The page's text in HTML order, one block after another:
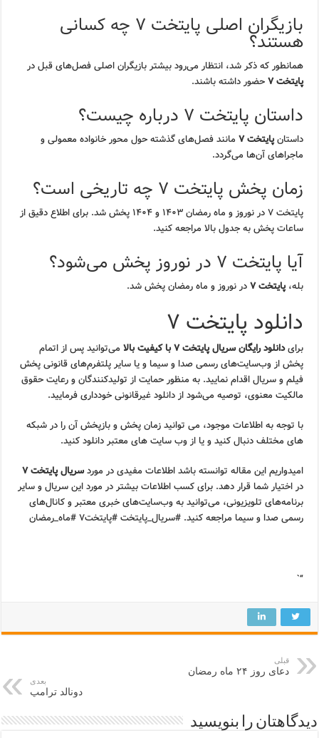
بازیگران اصلی پایتخت ۷ چه کسانی
هستند؟
همانطور که ذکر شد، انتظار می‌رود بیشتر بازیگران اصلی فصل‌های قبل در
پایتخت ۷ حضور داشته باشند.
داستان پایتخت ۷ درباره چیست؟
داستانپایتخت ۷
مانند فصل‌های گذشته حول محور خانواده معمولی و
ماجراهای آن‌ها می‌گردد.
زمان پخش پایتخت ۷ چه تاریخی است؟
پایتخت ۷ در نوروز و ماه رمضان ۱۴۰۳ و ۱۴۰۴ پخش شد. برای اطلاع دقیق از
ساعات پخش به جدول بالا مراجعه کنید.
آیا پایتخت ۷ در نوروز پخش می‌شود؟
بله،پایتخت ۷ در نوروز و ماه رمضان پخش شد.
دانلود پایتخت ۷
برایدانلود رایگان سریال پایتخت ۷ با کیفیت بالا
می‌توانید پس از اتمام
پخش از وب‌سایت‌های رسمی صدا و سیما و یا سایر پلتفرم‌های قانونی پخش
فیلم و سریال اقدام نمایید. به منظور حمایت از تولیدکنندگان و رعایت حقوق
مالکیت معنوی، توصیه می‌شود از دانلود غیرقانونی خودداری فرمایید.
با توجه به اطلاعات موجود، می توانید زمان پخش و بازپخش آن را در شبکه
های مختلف دنبال کنید و یا از وب سایت های معتبر دانلود کنید.
امیدواریم این مقاله توانسته باشد اطلاعات مفیدی در موردسریال پایتخت ۷
در اختیار شما قرار دهد. برای کسب اطلاعات بیشتر در مورد این سریال و سایر
برنامه‌های تلویزیونی، می‌توانید به وب‌سایت‌های خبری معتبر و کانال‌های
رسمی صدا و سیما مراجعه کنید. #سریال_پایتخت #پایتخت۷ #ماه_رمضان
“`
قبلی
دعای روز ۲۴ ماه رمضان
بعدی
دونالد ترامپ
دیدگاهتان را بنویسید